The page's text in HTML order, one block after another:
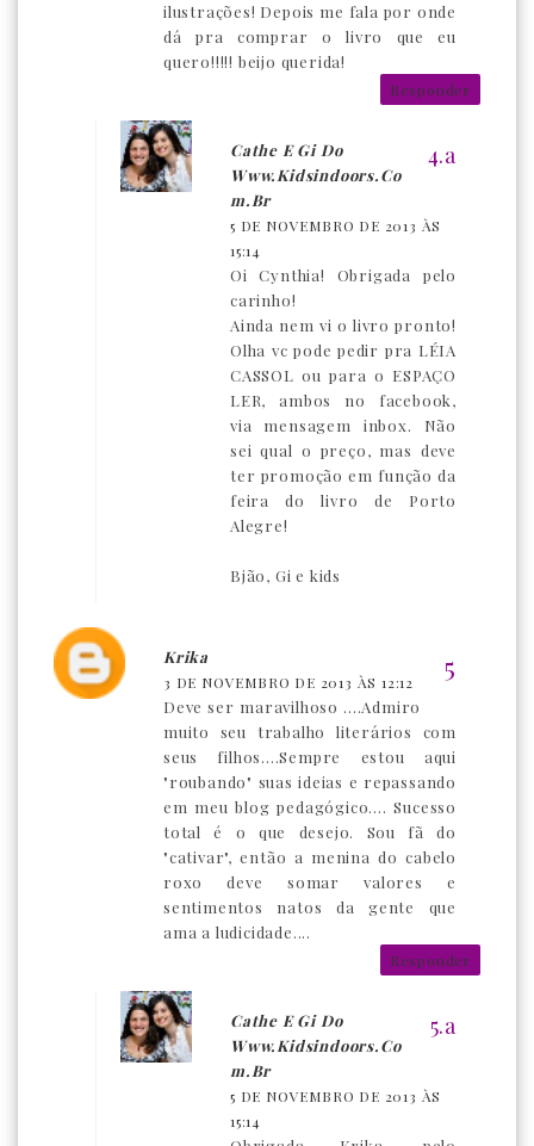
ilustrações! Depois me fala por onde
dá pra comprar o livro que eu
quero!!!!! beijo querida!
Responder
Cathe E Gi Do
Www.kidsindoors.co
M.br
5 DE NOVEMBRO DE 2013 ÀS
15:14
Oi Cynthia! Obrigada pelo
carinho!
Ainda nem vi o livro pronto!
Olha vc pode pedir pra LÉIA
CASSOL ou para o ESPAÇO
LER, ambos no facebook,
via mensagem inbox. Não
sei qual o preço, mas deve
ter promoção em função da
feira do livro de Porto
Alegre!
Bjão, Gi e kids
Krika
3 DE NOVEMBRO DE 2013 ÀS 12:12
Deve ser maravilhoso ....Admiro
muito seu trabalho literários com
seus filhos....Sempre estou aqui
"roubando" suas ideias e repassando
em meu blog pedagógico.... Sucesso
total é o que desejo. Sou fã do
"cativar", então a menina do cabelo
roxo deve somar valores e
sentimentos natos da gente que
ama a ludicidade....
Responder
Cathe E Gi Do
Www.kidsindoors.co
M.br
5 DE NOVEMBRO DE 2013 ÀS
15:14